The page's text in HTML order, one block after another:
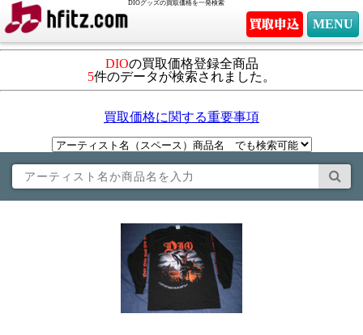
DIOグッズの買取価格を一発検索
MENU
DIOの買取価格登録全商品
5件のデータが検索されました。
買取価格に関する重要事項